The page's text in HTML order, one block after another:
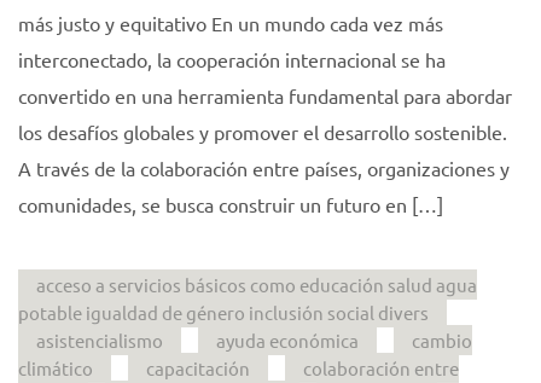
más justo y equitativo En un mundo cada vez más
interconectado, la cooperación internacional se ha
convertido en una herramienta fundamental para abordar
los desafíos globales y promover el desarrollo sostenible.
A través de la colaboración entre países, organizaciones y
comunidades, se busca construir un futuro en […]
acceso a servicios básicos como educación salud agua
potable igualdad de género inclusión social divers
asistencialismo
ayuda económica
cambio
climático
capacitación
colaboración entre